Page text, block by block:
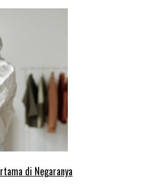
di Negaranya